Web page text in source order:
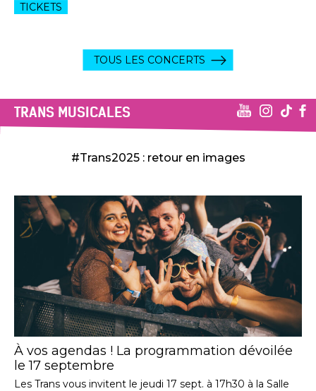
TICKETS
TOUS LES CONCERTS
TRANS MUSICALES
#Trans2025 : retour en images
À vos agendas ! La programmation dévoilée
le 17 septembre
Les Trans vous invitent le jeudi 17 sept. à 17h30 à la Salle